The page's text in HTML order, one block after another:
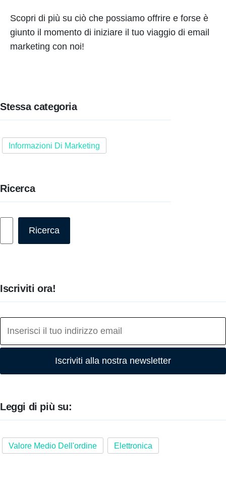
Scopri di più su ciò che possiamo offrire e forse è
giunto il momento di iniziare il tuo viaggio di email
marketing con noi!
Stessa categoria
Informazioni Di Marketing
Ricerca
Ricerca
Iscriviti ora!
Iscriviti alla nostra newsletter
Leggi di più su:
Valore Medio Dell'ordine Elettronica